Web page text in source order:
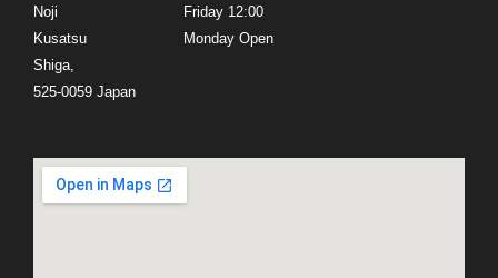
Noji
Kusatsu
Shiga,
525-0059 Japan
Friday 12:00
Monday Open